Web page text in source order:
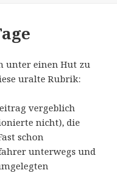
unter einen Hut zu
uralte Rubrik:
vergeblich
nicht), die
schon
unterwegs und